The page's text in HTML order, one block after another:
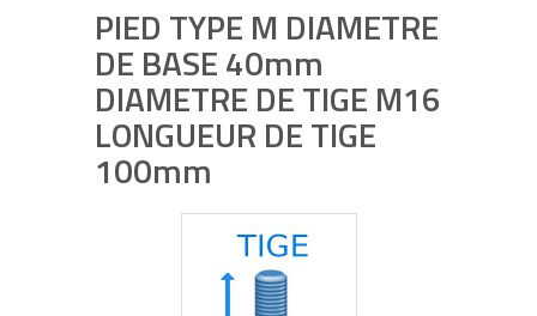
PIED TYPE M DIAMETRE
DE BASE 40mm
DIAMETRE DE TIGE M16
LONGUEUR DE TIGE
100mm